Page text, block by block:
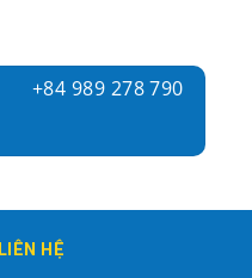
+84 989 278 790
LIÊN HỆ